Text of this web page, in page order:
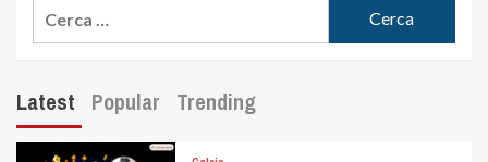
Latest Popular Trending